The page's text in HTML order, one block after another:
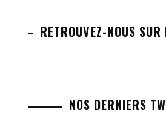
RETROUVEZ-NOUS SUR
NOS DERNIERS